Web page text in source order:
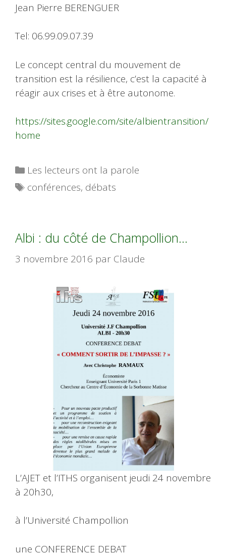
Jean Pierre BERENGUER
Tel: 06.99.09.07.39
Le concept central du mouvement de
transition est la résilience, c’est la capacité à
réagir aux crises et à être autonome.
https://sites.google.com/site/albientransition/
home
Catégories
Les lecteurs ont la parole
Étiquettes
conférences, débats
Albi : du côté de Champollion…
3 novembre 2016 par Claude
L’AJET et l’ITHS organisent jeudi 24 novembre
à 20h30,
à l’Université Champollion
une CONFERENCE DEBAT